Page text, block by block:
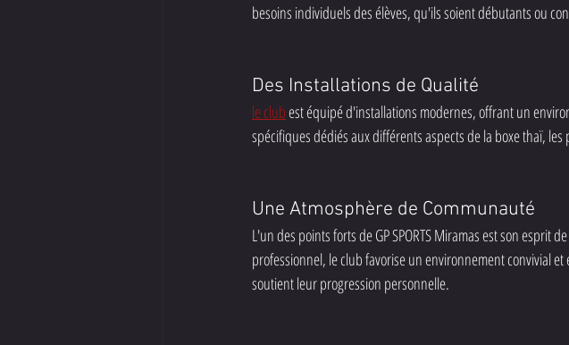
besoins individuels des élèves, qu'ils soient débutants ou
Des Installations de Qualité
le club est équipé d'installations modernes, offrant un
spécifiques dédiés aux différents aspects de la boxe thaï,
Une Atmosphère de Communauté
L'un des points forts de GP SPORTS Miramas est son
professionnel, le club favorise un environnement convivial
soutient leur progression personnelle.